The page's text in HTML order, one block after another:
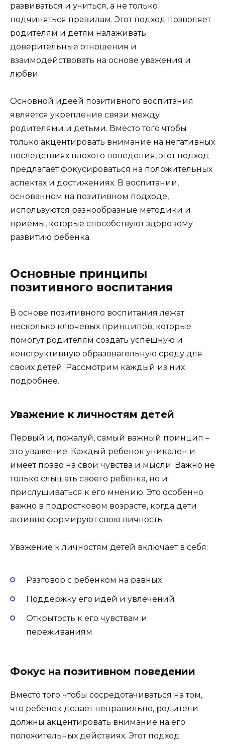
развиваться и учиться, а не только
подчиняться правилам. Этот подход позволяет
родителям и детям налаживать
доверительные отношения и
взаимодействовать на основе уважения и
любви.
Основной идеей позитивного воспитания
является укрепление связи между
родителями и детьми. Вместо того чтобы
только акцентировать внимание на негативных
последствиях плохого поведения, этот подход
предлагает фокусироваться на положительных
аспектах и достижениях. В воспитании,
основанном на позитивном подходе,
используются разнообразные методики и
приемы, которые способствуют здоровому
развитию ребенка.
Основные принципы
позитивного воспитания
В основе позитивного воспитания лежат
несколько ключевых принципов, которые
помогут родителям создать успешную и
конструктивную образовательную среду для
своих детей. Рассмотрим каждый из них
подробнее.
Уважение к личностям детей
Первый и, пожалуй, самый важный принцип –
это уважение. Каждый ребенок уникален и
имеет право на свои чувства и мысли. Важно не
только слышать своего ребенка, но и
прислушиваться к его мнению. Это особенно
важно в подростковом возрасте, когда дети
активно формируют свою личность.
Уважение к личностям детей включает в себя:
Разговор с ребенком на равных
Поддержку его идей и увлечений
Открытость к его чувствам и
переживаниям
Фокус на позитивном поведении
Вместо того чтобы сосредотачиваться на том,
что ребенок делает неправильно, родители
должны акцентировать внимание на его
положительных действиях. Этот подход